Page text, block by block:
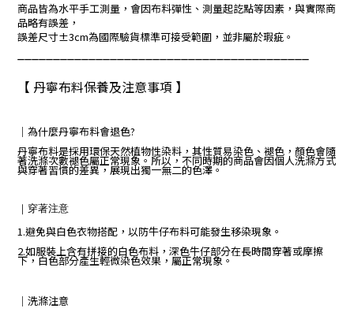
商品皆為水平手工測量，會因布料彈性、測量起訖點等因素，與實際商
品略有誤差，
誤差尺寸±3cm為國際驗貨標準可接受範圍，並非屬於瑕疵。
【 丹寧布料保養及注意事項 】
｜ 為什麼丹寧布料會退色?
丹寧布料是採用環保天然植物性染料，其性質易染色、褪色，顏色會隨
著洗滌次數褪色屬正常現象。所以，不同時期的商品會因個人洗滌方式
與穿著習慣的差異，展現出獨一無二的色澤。
｜ 穿著注意
1.避免與白色衣物搭配，以防牛仔布料可能發生移染現象。
2.如服裝上含有拼接的白色布料，深色牛仔部分在長時間穿著或摩擦
下，白色部分產生輕微染色效果，屬正常現象。
｜ 洗滌注意